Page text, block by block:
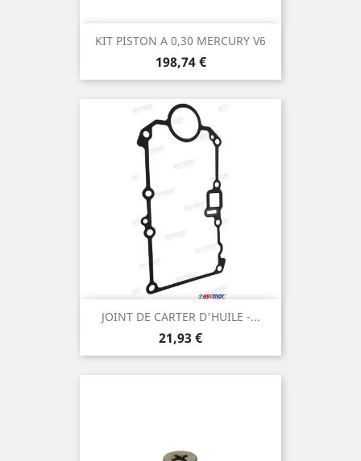
KIT PISTON A 0,30 MERCURY V6
Prix
198,74 €
JOINT DE CARTER D'HUILE -...
Prix
21,93 €